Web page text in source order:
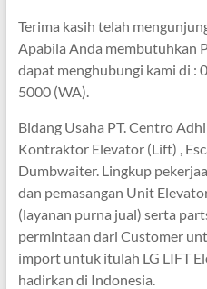
Terima kasih telah
Apabila Anda membutuhkan
dapat menghubungi kami di :
5000 (WA).
Bidang Usaha PT. Centro
Kontraktor Elevator (Lift) ,
Dumbwaiter. Lingkup
dan pemasangan Unit
(layanan purna jual) serta
permintaan dari Customer
import untuk itulah LG LIFT
hadirkan di Indonesia.